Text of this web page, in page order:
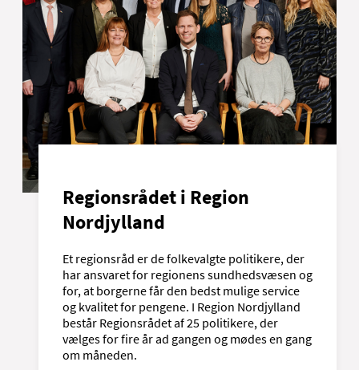
Regionsrådet i Region
Nordjylland
Et regionsråd er de folkevalgte politikere, der
har ansvaret for regionens sundhedsvæsen og
for, at borgerne får den bedst mulige service
og kvalitet for pengene. I Region Nordjylland
består Regionsrådet af 25 politikere, der
vælges for fire år ad gangen og mødes en gang
om måneden.